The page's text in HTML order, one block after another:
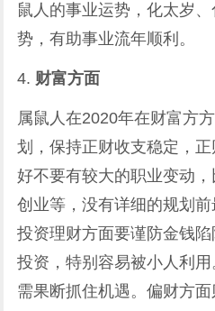
鼠人的事业运势，化太岁
势，有助事业流年顺利。
4. 财富方面
属鼠人在2020年在财富方
划，保持正财收支稳定，
好不要有较大的职业变动
创业等，没有详细的规划前
投资理财方面要谨防金钱
投资，特别容易被小人利
需果断抓住机遇。偏财方